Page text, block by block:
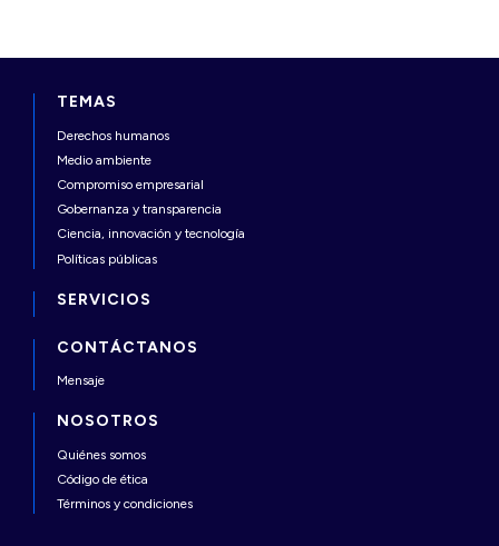
TEMAS
Derechos humanos
Medio ambiente
Compromiso empresarial
Gobernanza y transparencia
Ciencia, innovación y tecnología
Políticas públicas
SERVICIOS
CONTÁCTANOS
Mensaje
NOSOTROS
Quiénes somos
Código de ética
Términos y condiciones